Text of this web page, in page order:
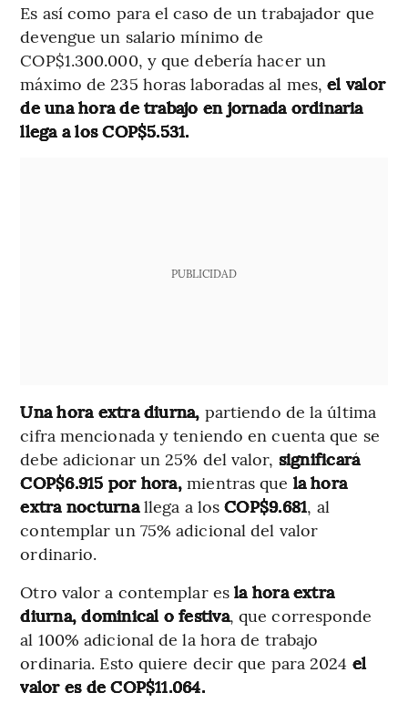
Es así como para el caso de un trabajador que
devengue un salario mínimo de
COP$1.300.000, y que debería hacer un
máximo de 235 horas laboradas al mes,el valor
de una hora de trabajo en jornada ordinaria
llega a los COP$5.531.
PUBLICIDAD
Una hora extra diurna, partiendo de la última
cifra mencionada y teniendo en cuenta que se
debe adicionar un 25% del valor, significará
COP$6.915 por hora,mientras que la hora
extra nocturnallega a losCOP$9.681, al
contemplar un 75% adicional del valor
ordinario.
Otro valor a contemplar esla hora extra
diurna, dominical o festiva, que corresponde
al 100% adicional de la hora de trabajo
ordinaria. Esto quiere decir que para 2024 el
valor es de COP$11.064.